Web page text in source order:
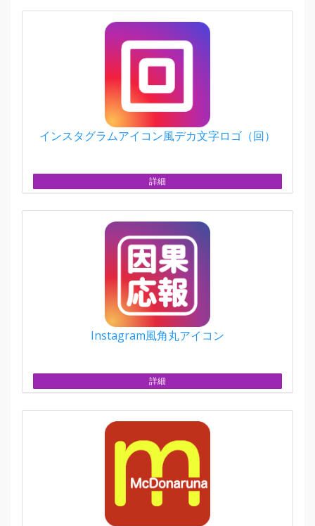
インスタグラムアイコン風デカ文字ロゴ（回）
詳細
Instagram風角丸アイコン
詳細